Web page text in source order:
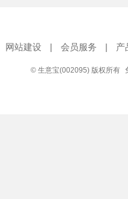
网站建设 | 会员服务 | 产
© 生意宝(002095) 版权所有